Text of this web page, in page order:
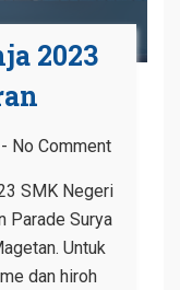
2023
No Comment
SMK Negeri
Parade Surya
Untuk
dan hiroh